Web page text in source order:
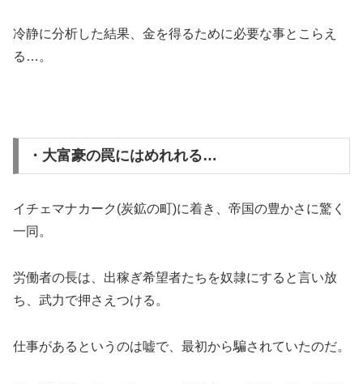
冷静に分析した結果、金を得るために必要な事とこらえ
る…。
・大富豪の罠にはめれれる…
イチェマナカーク(炭鉱の町)に着き、帝国の豊かさに驚く
一同。
労働者の長は、出稼ぎ希望者たちを奴隷にすると言い放
ち、武力で押さえつける。
仕事があるというのは嘘で、最初から騙されていたのだ。